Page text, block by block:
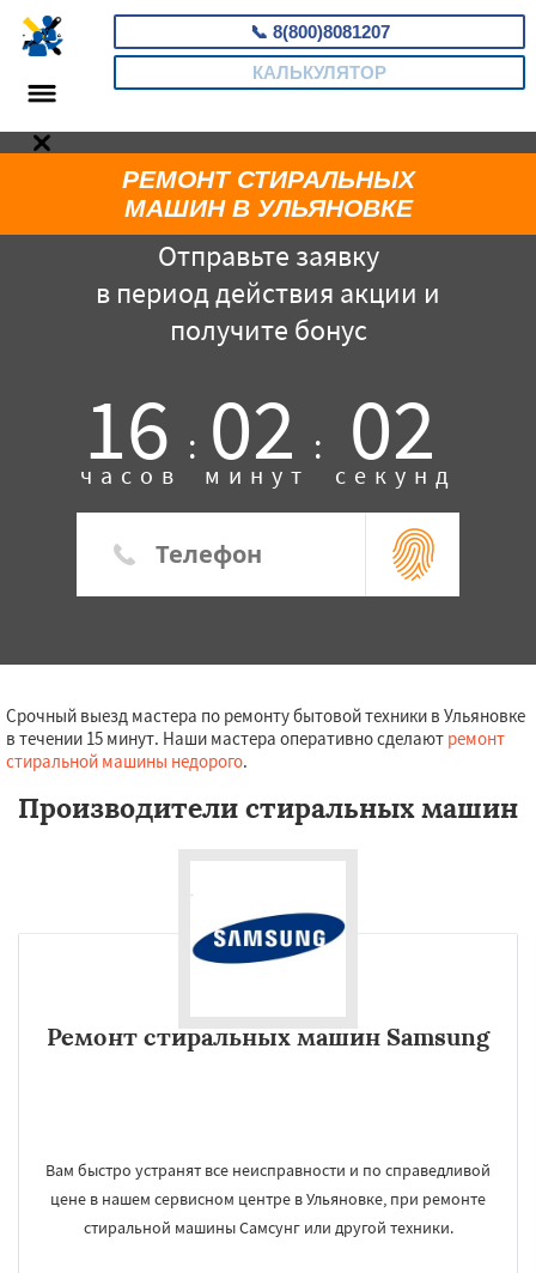
📞 8(800)8081207
КАЛЬКУЛЯТОР
Отправьте заявку
в период действия акции и
получите бонус
16 :
часов 02 :
минут 01
секунд
РЕМОНТ СТИРАЛЬНЫХ
МАШИН В УЛЬЯНОВКЕ
Срочный выезд мастера по ремонту бытовой техники в Ульяновке
в течении 15 минут. Наши мастера оперативно сделают ремонт
стиральной машины недорого.
Производители стиральных машин
Ремонт стиральных машин Samsung
Вам быстро устранят все неисправности и по справедливой
цене в нашем сервисном центре в Ульяновке, при ремонте
стиральной машины Самсунг или другой техники.